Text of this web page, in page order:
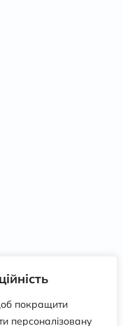
покращити
персоналізовану